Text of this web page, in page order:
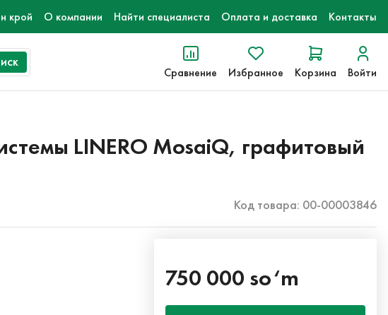
крой О компании Найти специалиста Оплата и доставка Контакты
Сравнение Избранное Корзина Войти
LINERO MosaiQ, графитовый
Код товара: 00-00003846
750 000 so‘m